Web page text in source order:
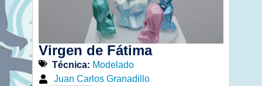
Virgen de Fátima
Técnica: Modelado
Juan Carlos Granadillo